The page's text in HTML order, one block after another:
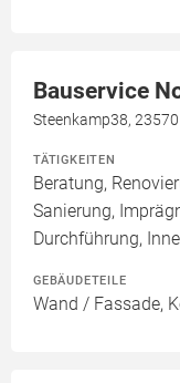
Bauservice
Steenkamp38,
TÄTIGKEITEN
Beratung,
Sanierung,
Durchführung,
GEBÄUDETEILE
Wand / Fassade,